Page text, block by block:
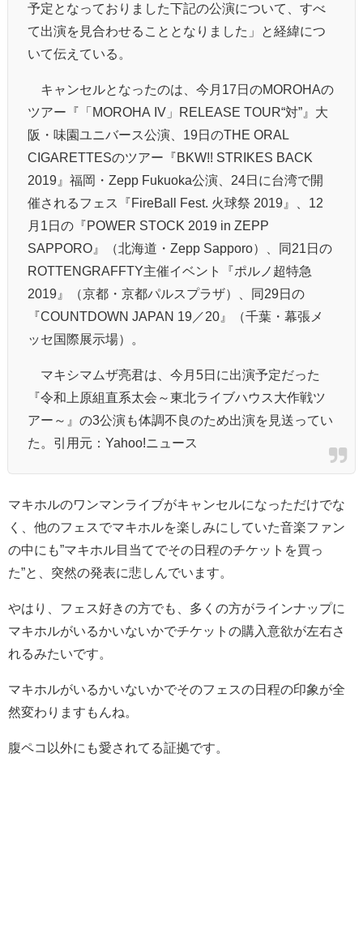
予定となっておりました下記の公演について、すべ
て出演を見合わせることとなりました」と経緯につ
いて伝えている。
キャンセルとなったのは、今月17日のMOROHAの
ツアー『「MOROHA IV」RELEASE TOUR“対”』大
阪・味園ユニバース公演、19日のTHE ORAL
CIGARETTESのツアー『BKW!! STRIKES BACK
2019』福岡・Zepp Fukuoka公演、24日に台湾で開
催されるフェス『FireBall Fest. 火球祭 2019』、12
月1日の『POWER STOCK 2019 in ZEPP
SAPPORO』（北海道・Zepp Sapporo）、同21日の
ROTTENGRAFFTY主催イベント『ポルノ超特急
2019』（京都・京都パルスプラザ）、同29日の
『COUNTDOWN JAPAN 19／20』（千葉・幕張メ
ッセ国際展示場）。
マキシマムザ亮君は、今月5日に出演予定だった
『令和上原組直系太会～東北ライブハウス大作戦ツ
アー～』の3公演も体調不良のため出演を見送ってい
た。引用元：Yahoo!ニュース
マキホルのワンマンライブがキャンセルになっただけでな
く、他のフェスでマキホルを楽しみにしていた音楽ファン
の中にも”マキホル目当てでその日程のチケットを買っ
た”と、突然の発表に悲しんでいます。
やはり、フェス好きの方でも、多くの方がラインナップに
マキホルがいるかいないかでチケットの購入意欲が左右さ
れるみたいです。
マキホルがいるかいないかでそのフェスの日程の印象が全
然変わりますもんね。
腹ペコ以外にも愛されてる証拠です。